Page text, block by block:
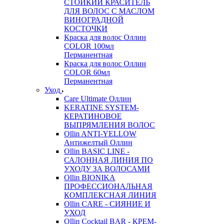
СТОЙКИЙ КРАСИТЕЛЬ
ДЛЯ ВОЛОС С МАСЛОМ
ВИНОГРАДНОЙ
КОСТОЧКИ
Краска для волос Оллин
COLOR 100мл
Перманентная
Краска для волос Оллин
COLOR 60мл
Перманентная
Уход
Care Ultimate Оллин
KERATINE SYSTEM-
КЕРАТИНОВОЕ
ВЫПРЯМЛЕНИЯ ВОЛОС
Ollin ANTI-YELLOW
Антижелтый Оллин
Ollin BASIC LINE -
САЛОННАЯ ЛИНИЯ ПО
УХОДУ ЗА ВОЛОСАМИ
Ollin BIONIKA
ПРОФЕССИОНАЛЬНАЯ
КОМПЛЕКСНАЯ ЛИНИЯ
Ollin CARE - СИЯНИЕ И
УХОД
Ollin Cocktail BAR - КРЕМ-